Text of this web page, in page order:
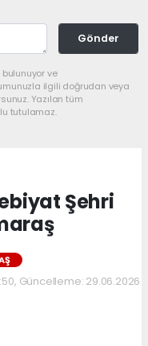
Gönder
bulunuyor ve
ilgili doğrudan veya
Yazılan tüm
tutulamaz.
Şehri
Güncelleme: 29.06.2026